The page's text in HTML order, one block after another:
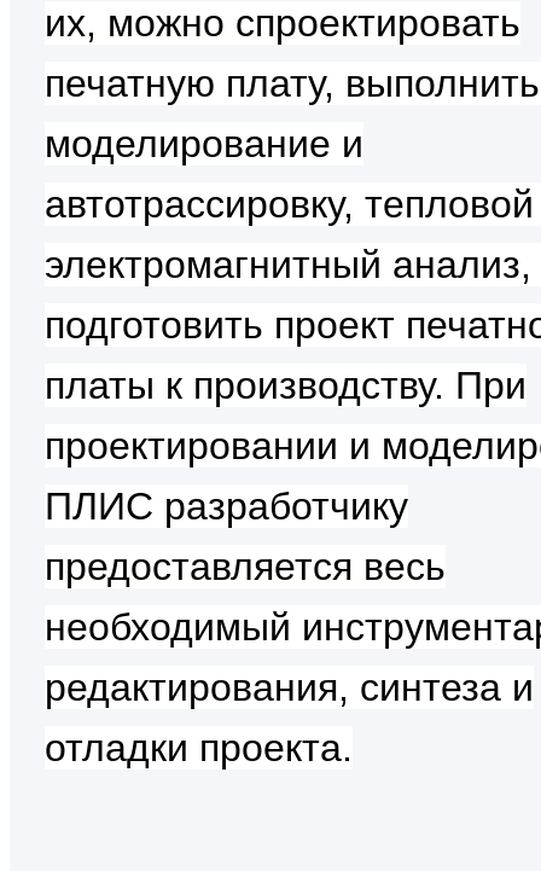
их, можно спроектировать
печатную плату,
моделирование и
автотрассировку,
электромагнитный
подготовить проект
платы к производству. При
проектировании и
ПЛИС разработчику
предоставляется весь
необходимый
редактирования, синтеза и
отладки проекта.